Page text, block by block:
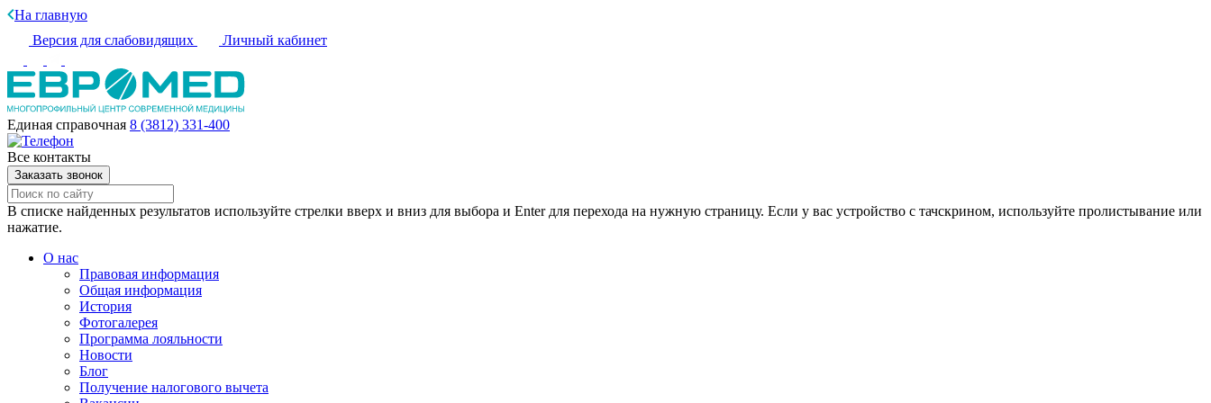
На главную
Версия для слабовидящих
Личный кабинет
Единая справочная 8 (3812) 331-400
Все контакты
Заказать звонок
В списке найденных результатов используйте стрелки вверх и вниз для выбора и Enter для перехода на нужную страницу. Если у вас устройство с тачскрином, используйте пролистывание или
нажатие.
О нас
Правовая информация
Общая информация
История
Фотогалерея
Программа лояльности
Новости
Блог
Получение налогового вычета